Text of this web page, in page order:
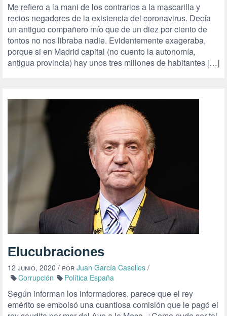
Me refiero a la mani de los contrarios a la mascarilla y
recios negadores de la existencia del coronavirus. Decía
un antiguo compañero mío que de un diez por ciento de
tontos no nos libraba nadie. Evidentemente exageraba,
porque si en Madrid capital (no cuento la autonomía,
antigua provincia) hay unos tres millones de habitantes […]
Elucubraciones
12 junio, 2020 / por Juan García Caselles /
Corrupción
Política España
Según informan los informadores, parece que el rey
emérito se embolsó una cuantiosa comisión que le pagó el